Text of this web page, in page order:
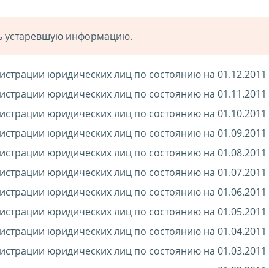
устаревшую информацию.
юридических лиц по состоянию на 01.12.2011
юридических лиц по состоянию на 01.11.2011
юридических лиц по состоянию на 01.10.2011
юридических лиц по состоянию на 01.09.2011
юридических лиц по состоянию на 01.08.2011
юридических лиц по состоянию на 01.07.2011
юридических лиц по состоянию на 01.06.2011
юридических лиц по состоянию на 01.05.2011
юридических лиц по состоянию на 01.04.2011
юридических лиц по состоянию на 01.03.2011